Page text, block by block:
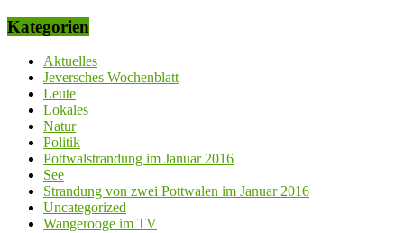
Kategorien
Aktuelles
Jeversches Wochenblatt
Leute
Lokales
Natur
Politik
Pottwalstrandung im Januar 2016
See
Strandung von zwei Pottwalen im Januar 2016
Uncategorized
Wangerooge im TV